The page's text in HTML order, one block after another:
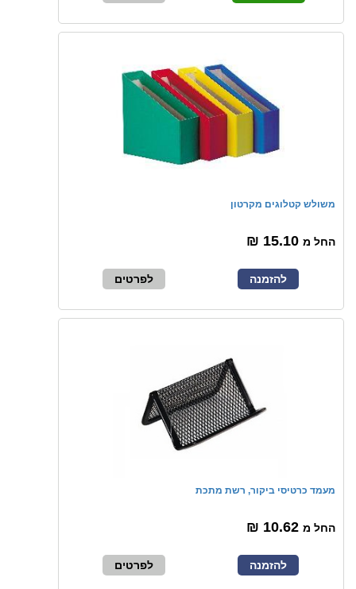
משולש קטלוגים מקרטון
החל מ
להזמנה לפרטים
מעמד כרטיסי ביקור, רשת מתכת
החל מ
להזמנה לפרטים